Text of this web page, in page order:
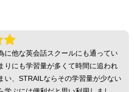
に他な英会話スクールにも通ってい
りにも学習量が多くて時間に追われ
い、STRAILならその学習量が少ない